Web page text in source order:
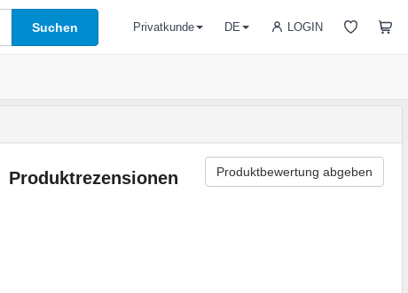
Suchen LOGIN
Privatkunde DE
Produktrezensionen Produktbewertung abgeben